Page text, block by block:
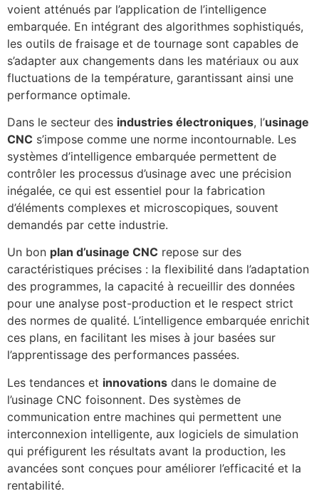
voient atténués par l’application de l’intelligence
embarquée. En intégrant des algorithmes sophistiqués,
les outils de fraisage et de tournage sont capables de
s’adapter aux changements dans les matériaux ou aux
fluctuations de la température, garantissant ainsi une
performance optimale.
Dans le secteur des industries électroniques, l’usinage
CNC s’impose comme une norme incontournable. Les
systèmes d’intelligence embarquée permettent de
contrôler les processus d’usinage avec une précision
inégalée, ce qui est essentiel pour la fabrication
d’éléments complexes et microscopiques, souvent
demandés par cette industrie.
Un bon plan d’usinage CNC repose sur des
caractéristiques précises : la flexibilité dans l’adaptation
des programmes, la capacité à recueillir des données
pour une analyse post-production et le respect strict
des normes de qualité. L’intelligence embarquée enrichit
ces plans, en facilitant les mises à jour basées sur
l’apprentissage des performances passées.
Les tendances et innovations dans le domaine de
l’usinage CNC foisonnent. Des systèmes de
communication entre machines qui permettent une
interconnexion intelligente, aux logiciels de simulation
qui préfigurent les résultats avant la production, les
avancées sont conçues pour améliorer l’efficacité et la
rentabilité.